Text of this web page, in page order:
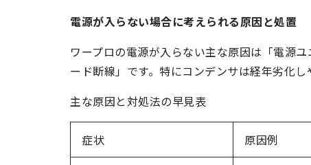
電源が入らない場合に考えられる原因と処置
ワープロの電源が入らない主な原因は「電源
ード断線」です。特にコンデンサは経年劣化
主な原因と対処法の早見表
症状 原因例